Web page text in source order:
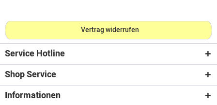
Vertrag widerrufen
Service Hotline
Shop Service
Informationen